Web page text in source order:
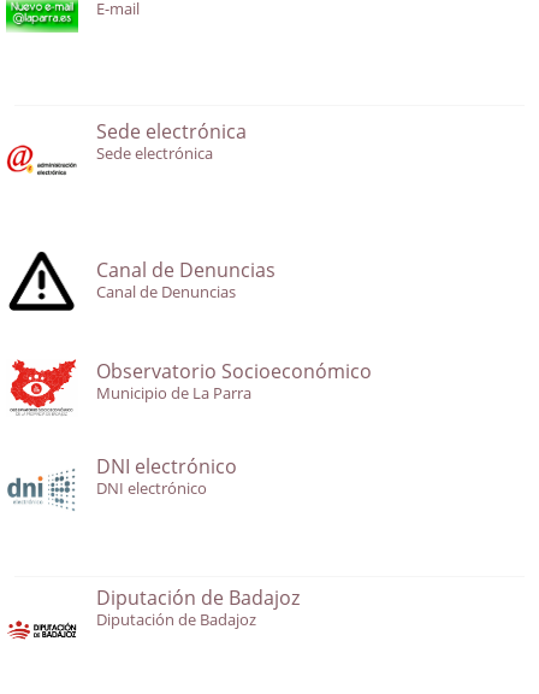
E-mail
Sede electrónica
Sede electrónica
Canal de Denuncias
Canal de Denuncias
Observatorio Socioeconómico
Municipio de La Parra
DNI electrónico
DNI electrónico
Diputación de Badajoz
Diputación de Badajoz